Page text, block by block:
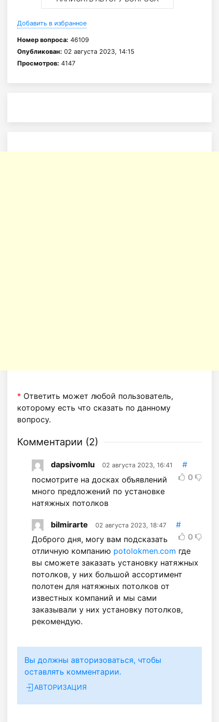
Добавить в избранное
Номер вопроса: 46109
Опубликован: 02 августа 2023, 14:15
Просмотров: 4147
* Ответить может любой пользователь,
которому есть что сказать по данному
вопросу.
Комментарии (2)
dapsivomlu 02 августа 2023, 16:41
#
0
посмотрите на досках объявлений
много предложений по установке
натяжных потолков
bilmirarte 02 августа 2023, 18:47
#
0
Доброго дня, могу вам подсказать
отличную компанию potolokmen.com где
вы сможете заказать установку натяжных
потолков, у них большой ассортимент
полотен для натяжных потолков от
известных компаний и мы сами
заказывали у них установку потолков,
рекомендую.
Вы должны авторизоваться, чтобы
оставлять комментарии.
АВТОРИЗАЦИЯ